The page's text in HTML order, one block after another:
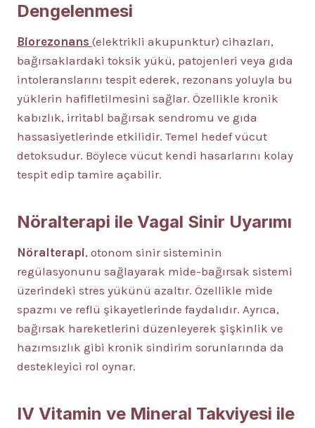
Dengelenmesi
Biorezonans (elektrikli akupunktur) cihazları,
bağırsaklardaki toksik yükü, patojenleri veya gıda
intoleranslarını tespit ederek, rezonans yoluyla bu
yüklerin hafifletilmesini sağlar. Özellikle kronik
kabızlık, irritabl bağırsak sendromu ve gıda
hassasiyetlerinde etkilidir. Temel hedef vücut
detoksudur. Böylece vücut kendi hasarlarını kolay
tespit edip tamire açabilir.
Nöralterapi ile Vagal Sinir Uyarımı
Nöralterapi, otonom sinir sisteminin
regülasyonunu sağlayarak mide-bağırsak sistemi
üzerindeki stres yükünü azaltır. Özellikle mide
spazmı ve reflü şikayetlerinde faydalıdır. Ayrıca,
bağırsak hareketlerini düzenleyerek şişkinlik ve
hazımsızlık gibi kronik sindirim sorunlarında da
destekleyici rol oynar.
IV Vitamin ve Mineral Takviyesi ile